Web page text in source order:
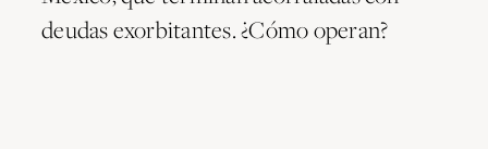
deudas exorbitantes. ¿Cómo operan?